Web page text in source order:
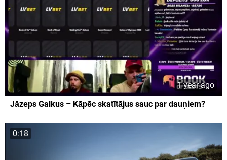
1 year ago
Jāzeps Galkus – Kāpēc skatītājus sauc par dauņiem?
0:18